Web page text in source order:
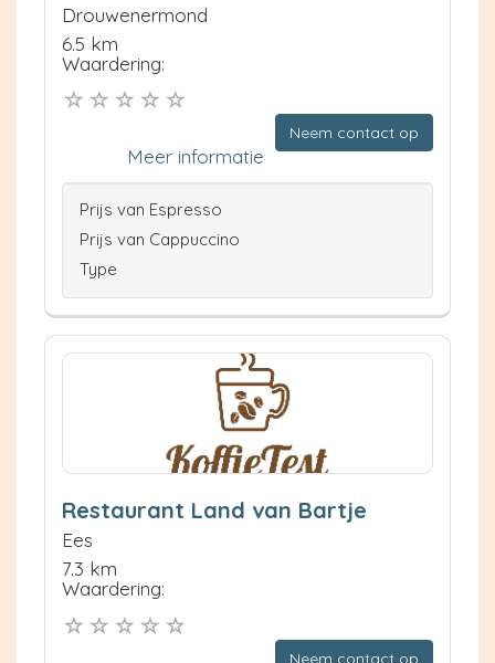
Drouwenermond
6.5 km
Waardering:
Neem contact op
Meer informatie
Prijs van Espresso
Prijs van Cappuccino
Type
Restaurant Land van Bartje
Ees
7.3 km
Waardering:
Neem contact op